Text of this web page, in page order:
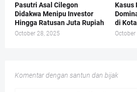
Pasutri Asal Cilegon
Didakwa Menipu Investor
Hingga Ratusan Juta Rupiah
October 28, 2025
Kasus
di
October
Komentar dengan santun dan bijak